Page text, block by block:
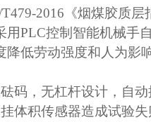
2016《烟煤胶质
PLC控制智能机械手
低劳动强度和人为影
码，无杠杆设计，自动
体积传感器造成试验失